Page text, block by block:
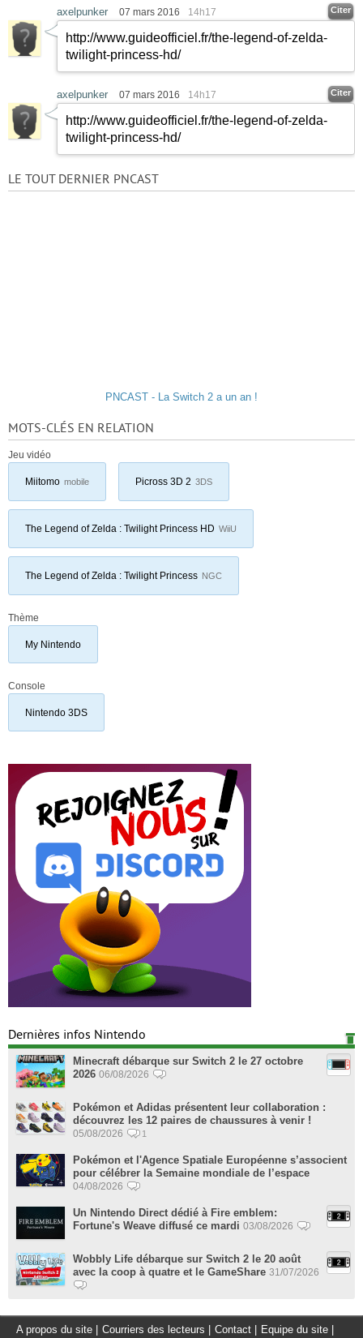
axelpunker 07 mars 2016 14h17 Citer
http://www.guideofficiel.fr/the-legend-of-zelda-
twilight-princess-hd/
axelpunker 07 mars 2016 14h17 Citer
http://www.guideofficiel.fr/the-legend-of-zelda-
twilight-princess-hd/
LE TOUT DERNIER PNCAST
PNCAST - La Switch 2 a un an !
MOTS-CLÉS EN RELATION
Jeu vidéo
Miitomo mobile Picross 3D 2 3DS
The Legend of Zelda : Twilight Princess HD WiiU
The Legend of Zelda : Twilight Princess NGC
Thème
My Nintendo
Console
Nintendo 3DS
Dernières infos Nintendo
Minecraft débarque sur Switch 2 le 27 octobre
2026 06/08/2026
Pokémon et Adidas présentent leur collaboration :
découvrez les 12 paires de chaussures à venir !
05/08/2026 1
Pokémon et l'Agence Spatiale Européenne s’associent
pour célébrer la Semaine mondiale de l’espace
04/08/2026
Un Nintendo Direct dédié à Fire emblem:
Fortune's Weave diffusé ce mardi 03/08/2026
Wobbly Life débarque sur Switch 2 le 20 août
avec la coop à quatre et le GameShare 31/07/2026
A propos du site Courriers des lecteurs Contact Equipe du site